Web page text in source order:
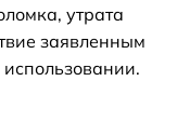
утрата
заявленным